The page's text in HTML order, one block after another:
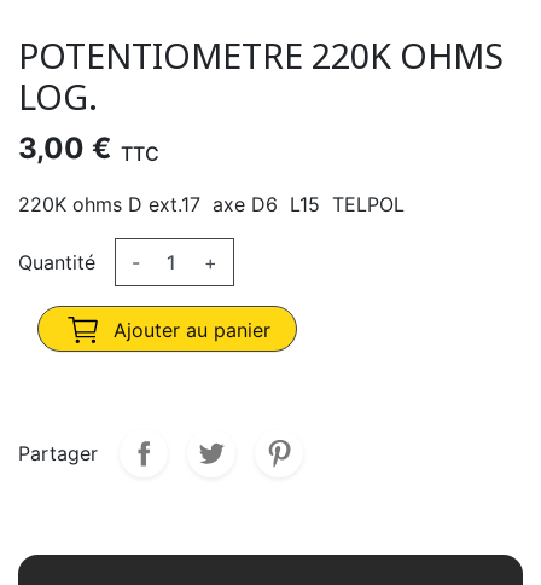
POTENTIOMETRE 220K OHMS
LOG.
3,00 € TTC
220K ohms D ext.17 axe D6 L15 TELPOL
Quantité - +
Ajouter au panier
Partager